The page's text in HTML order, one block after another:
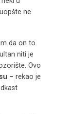
ne
da on to
niti je
Ovo
– rekao je